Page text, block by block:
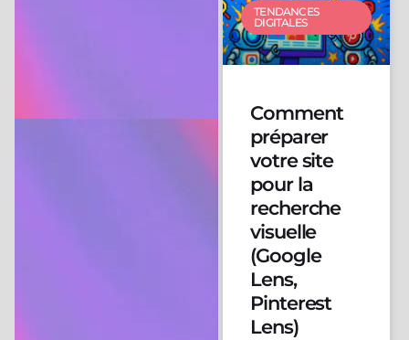
TENDANCES
DIGITALES
Comment
préparer
votre site
pour la
recherche
visuelle
(Google
Lens,
Pinterest
Lens)